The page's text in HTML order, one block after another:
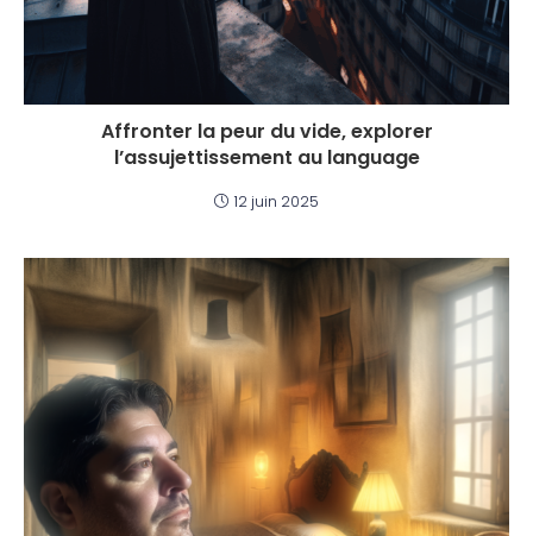
Affronter la peur du vide, explorer
l’assujettissement au language
12 juin 2025